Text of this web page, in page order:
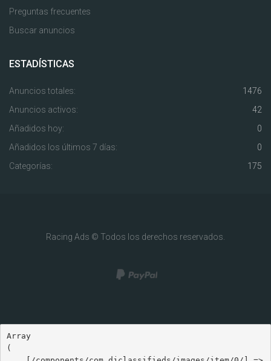
Preguntas frecuentes
Buscar anuncios
ESTADÍSTICAS
Anuncios totales:
1476
Anuncios activos:
42
Añadidos hoy:
0
Añadidos los últimos 7 días:
0
Categorías:
175
Racing Ads © Todos los derechos reservados.
Array
(